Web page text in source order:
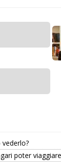
poter